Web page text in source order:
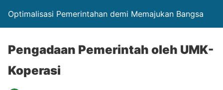
Optimalisasi Pemerintahan demi Memajukan Bangsa
Pengadaan Pemerintah oleh UMK-
Koperasi